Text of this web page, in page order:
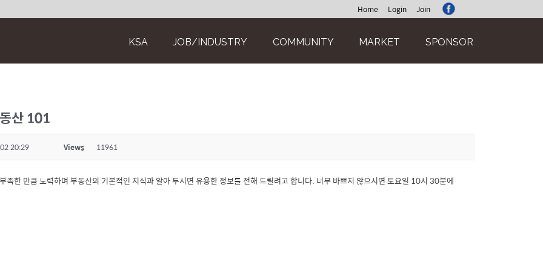
Home Login Join
KSA JOB/INDUSTRY COMMUNITY MARKET SPONSOR
산 101
20:29 Views 11961
족한 만큼 노력하며 부동산의 기본적인 지식과 알아 두시면 유용한 정보를 전해 드릴려고 합니다. 너무 바쁘지 않으시면 토요일 10시 30분에